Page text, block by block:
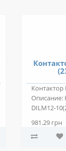
Контактор
Описание:
DILM12-
981.29 грн